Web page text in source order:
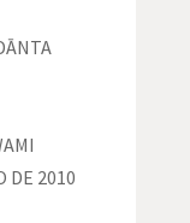
DE 2010